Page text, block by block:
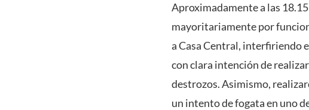
Aproximadamente a las
mayoritariamente por
a Casa Central, interfiriendo
con clara intención de
destrozos. Asimismo,
un intento de fogata en uno